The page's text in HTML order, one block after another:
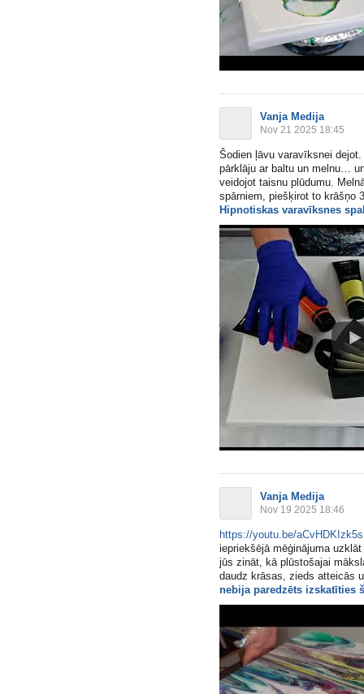
Vanja Medija
Nov 21 2025 18:45
Šodien ļāvu varavīksnei
pārklāju ar baltu un melnu…
veidojot taisnu plūdumu.
spārniem, piešķirot to krāšņo
Hipnotiskas varavīksnes
Vanja Medija
Nov 19 2025 18:46
https://youtu.be/aCvHDKIzk5s
iepriekšējā mēģinājuma
jūs zināt, kā plūstošajai
daudz krāsas, zieds atteicās
nebija paredzēts izskatīties